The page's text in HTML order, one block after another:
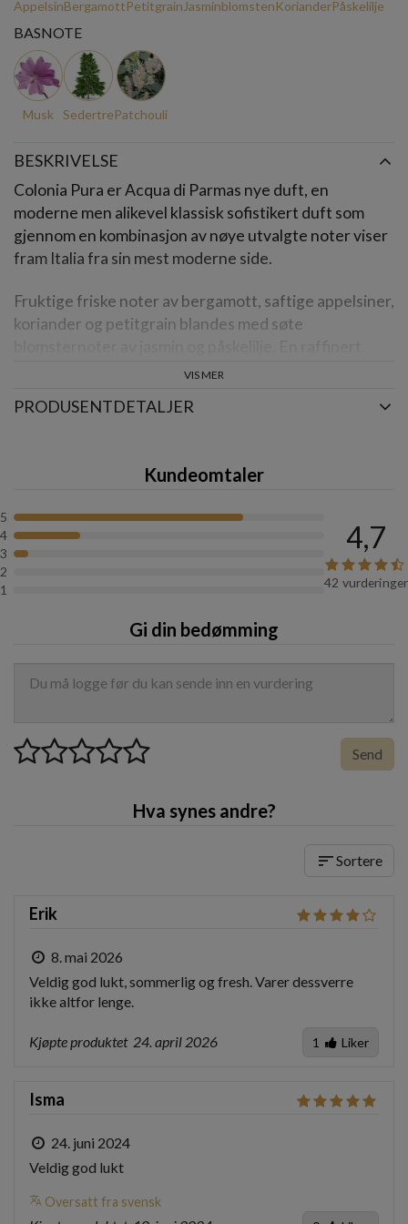
AppelsinBergamottPetitgrain JasminblomstenKorianderPåskelilje
BASNOTE
Musk SedertrePatchouli
BESKRIVELSE
Colonia Pura er Acqua di Parmas nye duft, en
moderne men alikevel klassisk sofistikert duft som
gjennom en kombinasjon av nøye utvalgte noter viser
fram Italia fra sin mest moderne side.
Fruktige friske noter av bergamott, saftige appelsiner,
koriander og petitgrain blandes med søte
avsluttning av sedertre, musk og patchouli gjør denne
selvbevisste mannen som setter pris på naturlig og
Acqua di Parma Colonia Pura EdC Sample
VIS MER
PRODUSENTDETALJER
Kundeomtaler
5
4
3
2
1
4,7
42 vurderinger
Gi din bedømming
Send
Hva synes andre?
sortSortere
Erik
8. mai 2026
Veldig god lukt, sommerlig og fresh. Varer dessverre
ikke altfor lenge.
Kjøpte produktet 24. april 2026 1 Liker
Isma
24. juni 2024
Veldig god lukt
translate Oversatt fra svensk